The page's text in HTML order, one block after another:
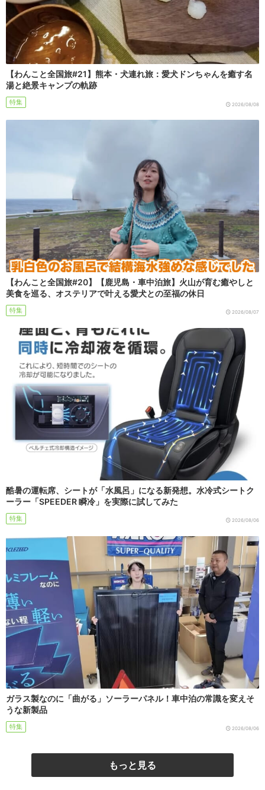
【わんこと全国旅#21】熊本・犬連れ旅：愛犬ドンちゃんを癒す名
湯と絶景キャンプの軌跡
特集 2026/08/08
【わんこと全国旅#20】【鹿児島・車中泊旅】火山が育む癒やしと
美食を巡る、オステリアで叶える愛犬との至福の休日
特集 2026/08/07
酷暑の運転席、シートが「水風呂」になる新発想。水冷式シートク
ーラー「SPEEDER 瞬冷」を実際に試してみた
特集 2026/08/06
ガラス製なのに「曲がる」ソーラーパネル！車中泊の常識を変えそ
うな新製品
特集 2026/08/06
もっと見る